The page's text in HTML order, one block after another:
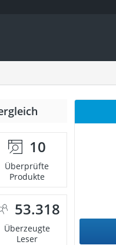
10
Überprüfte
Produkte
53.318
Überzeugte
Leser